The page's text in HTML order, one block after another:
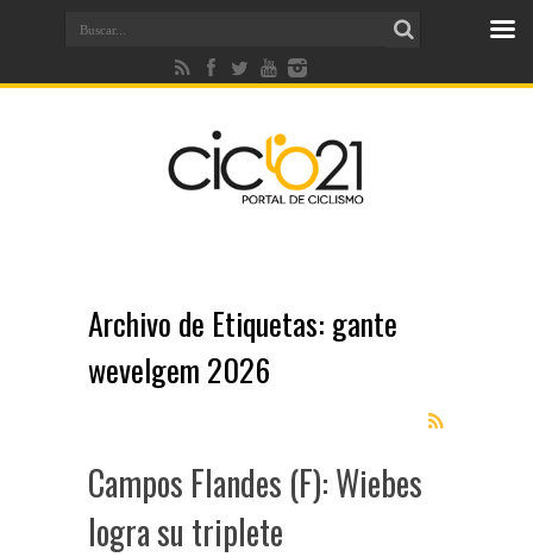
Archivo de Etiquetas: gante
wevelgem 2026
Campos Flandes (F): Wiebes
logra su triplete